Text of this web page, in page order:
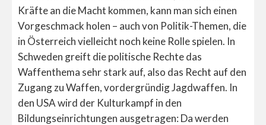
Kräfte an die Macht kommen, kann man sich einen
Vorgeschmack holen – auch von Politik-Themen, die
in Österreich vielleicht noch keine Rolle spielen. In
Schweden greift die politische Rechte das
Waffenthema sehr stark auf, also das Recht auf den
Zugang zu Waffen, vordergründig Jagdwaffen. In
den USA wird der Kulturkampf in den
Bildungseinrichtungen ausgetragen: Da werden